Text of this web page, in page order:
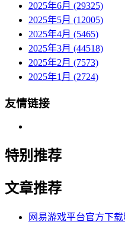
2025年6月 (29325)
2025年5月 (12005)
2025年4月 (5465)
2025年3月 (44518)
2025年2月 (7573)
2025年1月 (2724)
友情链接
特别推荐
文章推荐
网易游戏平台官方下